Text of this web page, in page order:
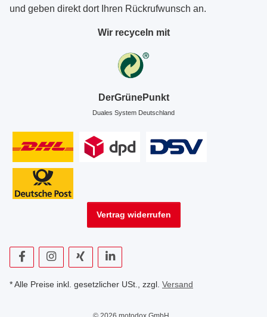
und geben direkt dort Ihren Rückrufwunsch an.
Wir recyceln mit
DerGrünePunkt
Duales System Deutschland
Vertrag widerrufen
* Alle Preise inkl. gesetzlicher USt., zzgl. Versand